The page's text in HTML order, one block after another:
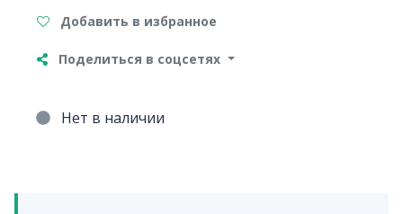
Добавить в избранное
Поделиться в соцсетях
Нет в наличии